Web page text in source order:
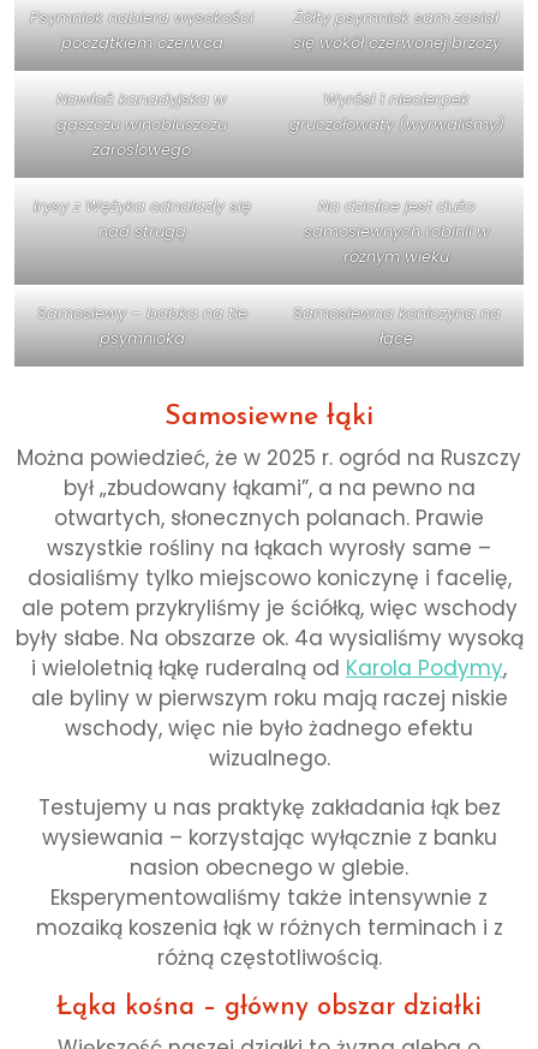
Psymniok nabiera wysokości
początkiem czerwca
Żółty psymniok sam zasiał
się wokół czerwonej brzozy
Nawłoć kanadyjska w
gąszczu winobluszczu
zaroślowego
Wyrósł 1 niecierpek
gruczołowaty (wyrwaliśmy)
Irysy z Wężyka odnalazły się
nad strugą
Na działce jest dużo
samosiewnych robinii w
różnym wieku
Samosiewy – babka na tle
psymnioka
Samosiewna koniczyna na
łące
Samosiewne łąki
Można powiedzieć, że w 2025 r. ogród na Ruszczy
był „zbudowany łąkami”, a na pewno na
otwartych, słonecznych polanach. Prawie
wszystkie rośliny na łąkach wyrosły same –
dosialiśmy tylko miejscowo koniczynę i facelię,
ale potem przykryliśmy je ściółką, więc wschody
były słabe. Na obszarze ok. 4a wysialiśmy wysoką
i wieloletnią łąkę ruderalną od Karola Podymy,
ale byliny w pierwszym roku mają raczej niskie
wschody, więc nie było żadnego efektu
wizualnego.
Testujemy u nas praktykę zakładania łąk bez
wysiewania – korzystając wyłącznie z banku
nasion obecnego w glebie.
Eksperymentowaliśmy także intensywnie z
mozaiką koszenia łąk w różnych terminach i z
różną częstotliwością.
Łąka kośna – główny obszar działki